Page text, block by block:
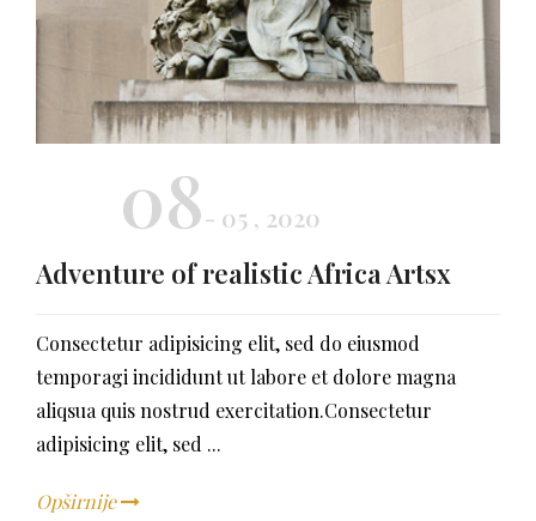
08- 05 , 2020
Adventure of realistic Africa Artsx
Consectetur adipisicing elit, sed do eiusmod
temporagi incididunt ut labore et dolore magna
aliqsua quis nostrud exercitation.Consectetur
adipisicing elit, sed ...
Opširnije